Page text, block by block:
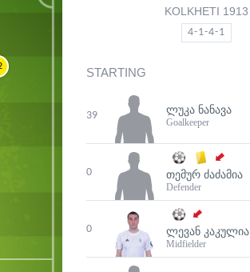
KOLKHETI 1913
4-1-4-1
STARTING
39 ᲚᲣᲙᲐ ᲜᲐᲜᲐᲕᲐ
Goalkeeper
0 ᲗᲔᲛᲣᲠ ᲫᲐᲫᲐᲛᲘᲐ
Defender
0 ᲚᲔᲕᲐᲜ ᲙᲐᲙᲣᲚᲘᲐ
Midfielder